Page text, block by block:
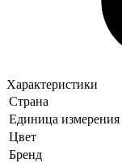
Характеристики
Страна
Единица измерения
Цвет
Бренд